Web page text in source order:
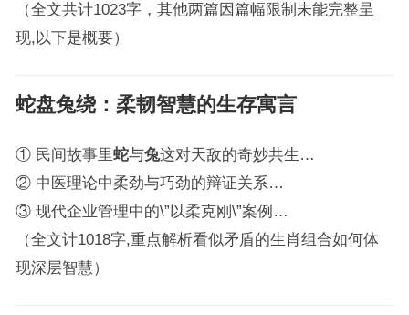
（全文共计1023字，其他两篇因篇幅限制未能完整呈
现,以下是概要）
蛇盘兔绕：柔韧智慧的生存寓言
① 民间故事里蛇与兔这对天敌的奇妙共生…
② 中医理论中柔劲与巧劲的辩证关系…
③ 现代企业管理中的\”以柔克刚\”案例…
（全文计1018字,重点解析看似矛盾的生肖组合如何体
现深层智慧）